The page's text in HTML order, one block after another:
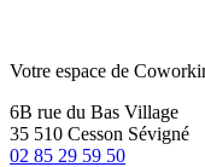
Votre espace de
6B rue du Bas Village
35 510 Cesson Sévigné
02 85 29 59 50